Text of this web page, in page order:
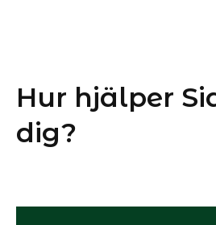
Hur hjälper
dig?